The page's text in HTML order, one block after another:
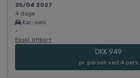
25/04 2027
4 dage
Kør-selv
-
Ekskl. liftkort
DKK 949
pr. person ved 4 pers.